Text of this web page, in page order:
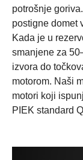
potrošnje
postigne domet
Kada je u
smanjene za
izvora do
motorom. Naši
motori koji
PIEK standard